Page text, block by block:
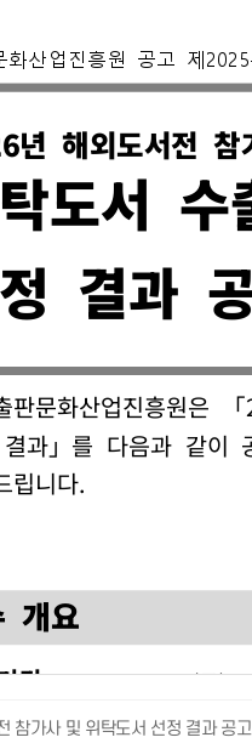
참가사 및 위탁도서 선정 결과 공고